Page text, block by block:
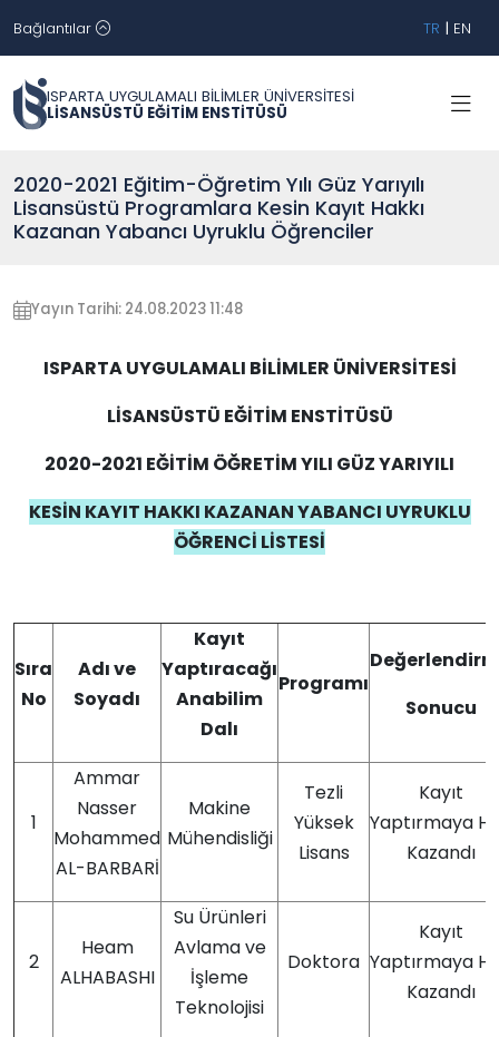
Bağlantılar TR | EN
ISPARTA UYGULAMALI BİLİMLER ÜNİVERSİTESİ
LİSANSÜSTÜ EĞİTİM ENSTİTÜSÜ
2020-2021 Eğitim-Öğretim Yılı Güz Yarıyılı
Lisansüstü Programlara Kesin Kayıt Hakkı
Kazanan Yabancı Uyruklu Öğrenciler
Yayın Tarihi: 24.08.2023 11:48
ISPARTA UYGULAMALI BİLİMLER ÜNİVERSİTESİ
LİSANSÜSTÜ EĞİTİM ENSTİTÜSÜ
2020-2021 EĞİTİM ÖĞRETİM YILI GÜZ YARIYILI
KESİN KAYIT HAKKI KAZANAN YABANCI UYRUKLU
ÖĞRENCİ LİSTESİ
Sıra
No
Adı ve
Soyadı
Kayıt
Yaptıracağı
Anabilim
Dalı
Programı
Sonucu
1
Ammar
Nasser
Mohammed
AL-BARBARİ
Makine
Mühendisliği
Tezli
Yüksek
Lisans
Kayıt
Yaptırmaya
Kazandı
2
Heam
ALHABASHI
Su Ürünleri
Avlama ve
İşleme
Teknolojisi
Doktora
Kayıt
Yaptırmaya
Kazandı